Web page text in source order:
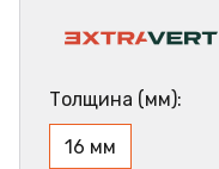
Толщина (мм):
16 мм